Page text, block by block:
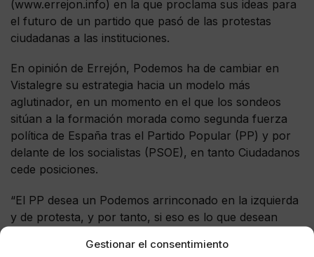
Gestionar el consentimiento
(www.errejon.info) en la que proclama sus ideas para
el futuro de un partido que pasó de las protestas
ciudadanas a las instituciones.
En opinión de Errejón, Podemos ha de cambiar en
Vistalegre su estrategia hacia un modelo más
aglutinador, en un momento en el que los sondeos
sitúan a la formación morada como segunda fuerza
política de España tras el Partido Popular (PP) y por
delante de los socialistas (PSOE), en tanto Ciudadanos
cede posiciones.
“El PP desea un Podemos arrinconado en la izquierda
y de protesta, y por tanto, si eso es lo que desean
contrario”, dijo Errejón en esa web.